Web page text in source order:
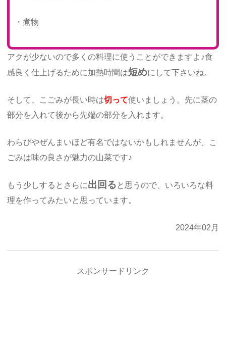
・煮物
アクが少ないので多くの料理に使うことができますよ♪食
感良く仕上げるために加熱時間は短めにして下さいね。
そして、こごみが長い時は切って使いましょう。先に茎の
部分を入れて後から先端の部分を入れます。
わらびやぜんまいほど有名ではないかもしれませんが、こ
ごみは味の良さが魅力の山菜です♪
もう少しするとさらに出回る と思うので、いろいろな料
理を作ってみたいと思っています。
2024年02月
スポンサードリンク